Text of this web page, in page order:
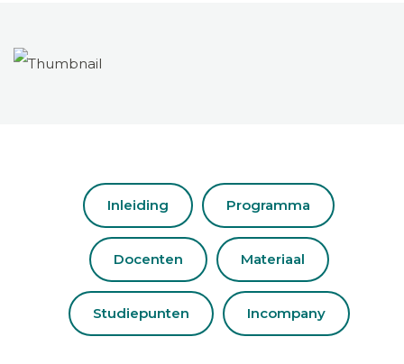
Inleiding Programma
Docenten Materiaal
Studiepunten Incompany